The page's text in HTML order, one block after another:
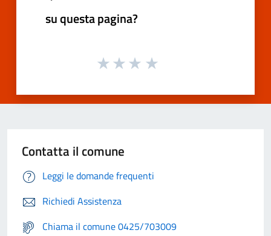
su questa pagina?
Contatta il comune
Leggi le domande frequenti
Richiedi Assistenza
Chiama il comune 0425/703009